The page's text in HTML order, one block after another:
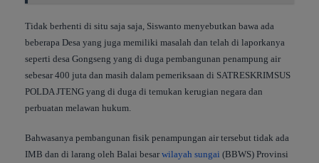
Tidak berhenti di situ saja saja, Siswanto menyebutkan bawa ada
beberapa Desa yang juga memiliki masalah dan telah di laporkanya
seperti desa Gongseng yang di duga pembangunan penampung air
sebesar 400 juta dan masih dalam pemeriksaan di SATRESKRIMSUS
POLDA JTENG yang di duga di temukan kerugian negara dan
perbuatan melawan hukum.
Bahwasanya pembangunan fisik penampungan air tersebut tidak ada
IMB dan di larang oleh Balai besarwilayah sungai (BBWS) Provinsi